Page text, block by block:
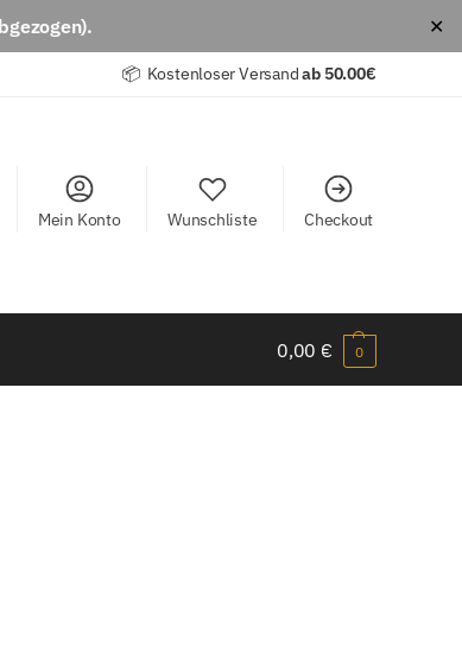
✕
📦 Kostenloser Versandab 50.00€
Mein Konto Wunschliste Checkout
0,00 € 0